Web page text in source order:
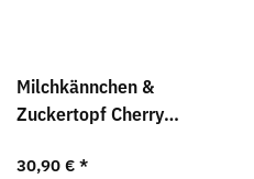
Milchkännchen &
Zuckertopf Cherry
30,90 € *